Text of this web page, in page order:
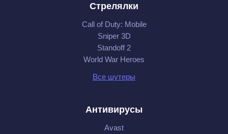
Стрелялки
Call of Duty: Mobile
Sniper 3D
Standoff 2
World War Heroes
Все шутеры
Антивирусы
Avast